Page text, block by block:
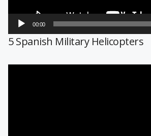
00:00
5 Spanish Military Helicopters